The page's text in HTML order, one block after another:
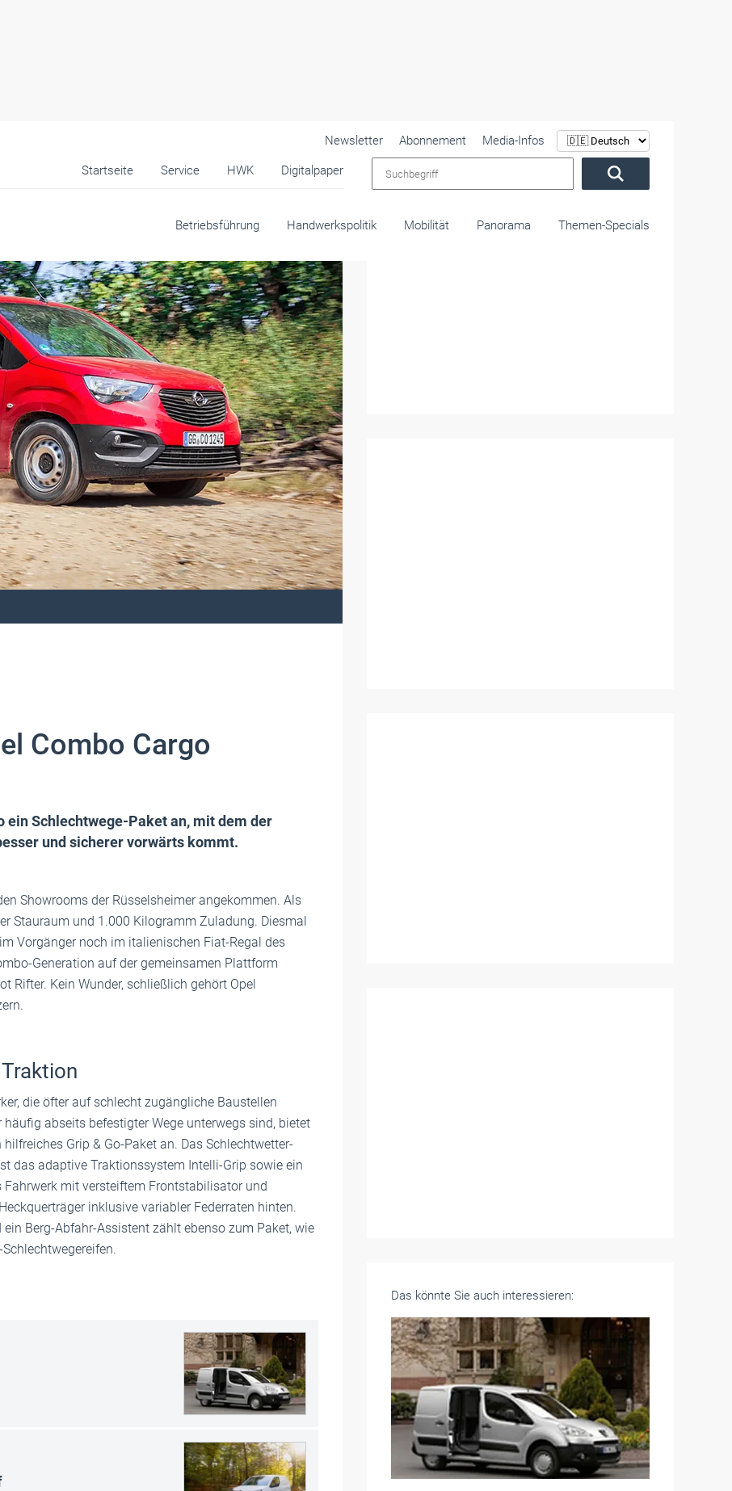
Startseite Service HWK Digitalpaper
Newsletter Abonnement
Media-Infos
Betriebsführung Handwerkspolitik Mobilität Panorama Themen-Specials
Combo Cargo
ein Schlechtwege-Paket an, mit dem der
und sicherer vorwärts kommt.
Showrooms der Rüsselsheimer angekommen. Als
Stauraum und 1.000 Kilogramm Zuladung. Diesmal
Vorgänger noch im italienischen Fiat-Regal des
Generation auf der gemeinsamen Plattform
Rifter. Kein Wunder, schließlich gehört Opel
die öfter auf schlecht zugängliche Baustellen
häufig abseits befestigter Wege unterwegs sind, bietet
hilfreiches Grip & Go-Paket an. Das Schlechtwetter-
das adaptive Traktionssystem Intelli-Grip sowie ein
Fahrwerk mit versteiftem Frontstabilisator und
inklusive variabler Federraten hinten.
Berg-Abfahr-Assistent zählt ebenso zum Paket, wie
Das könnte Sie auch interessieren: